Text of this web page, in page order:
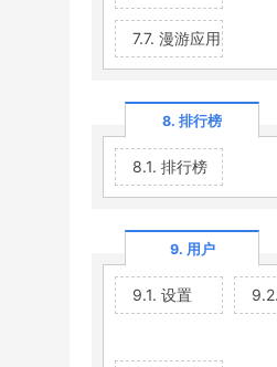
7.7. 漫游应用
8. 排行榜
8.1. 排行榜
9. 用户
9.1. 设置